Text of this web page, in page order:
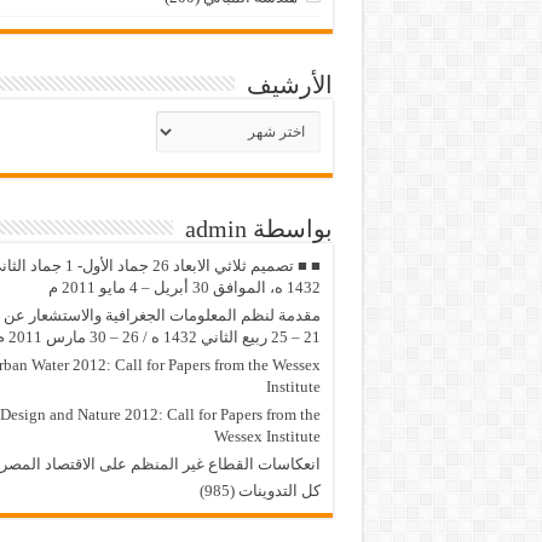
الأرشيف
بواسطة admin
■ ■ تصميم ثلاثي الابعاد 26 جماد الأول- 1
1432 ه، الموافق 30 أبريل – 4 مايو 2011 م
مقدمة لنظم المعلومات الجغرافية والاستشعار عن
21 – 25 ربيع الثاني 1432 ه / 26 – 30 مارس 2011 م
Water 2012: Call for Papers from the Wessex
Institute
Design and Nature 2012: Call for Papers from the
Wessex Institute‏
انعكاسات القطاع غير المنظم على الاقتصاد
كل التدوينات (985)